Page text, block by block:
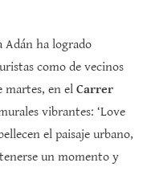
Adán ha logrado
como de vecinos
martes, en el Carrer
vibrantes: ‘Love
el paisaje urbano,
un momento y